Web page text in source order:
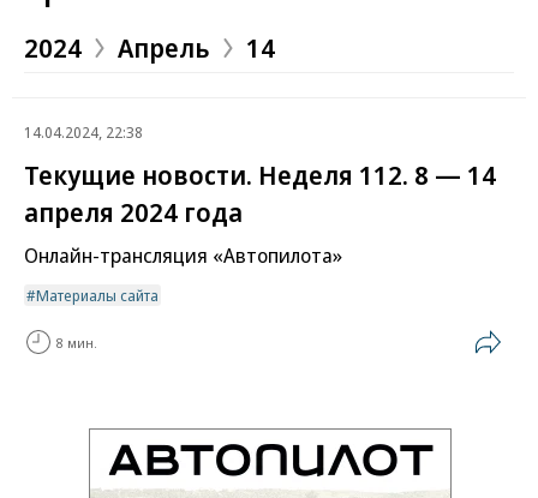
2024 Апрель 14
14.04.2024, 22:38
Текущие новости. Неделя 112. 8 — 14
апреля 2024 года
Онлайн-трансляция «Автопилота»
Материалы сайта
8 мин.